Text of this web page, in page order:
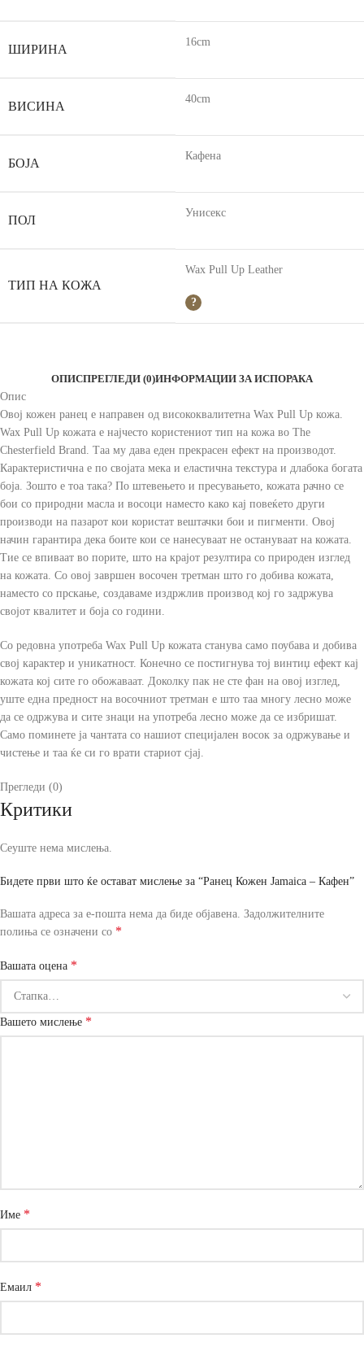
ШИРИНА
16cm
ВИСИНА
40cm
БОЈА
Кафена
ПОЛ
Унисекс
ТИП НА КОЖА
Wax Pull Up Leather
ОПИСПРЕГЛЕДИ (0)ИНФОРМАЦИИ ЗА ИСПОРАКА
Опис
Овој кожен ранец е направен од висококвалитетна Wax Pull Up кожа.
Wax Pull Up кожата е најчесто користениот тип на кожа во The
Chesterfield Brand. Таа му дава еден прекрасен ефект на производот.
Карактеристична е по својата мека и еластична текстура и длабока богата
боја. Зошто е тоа така? По штевењето и пресувањето, кожата рачно се
бои со природни масла и восоци наместо како кај повеќето други
производи на пазарот кои користат вештачки бои и пигменти. Овој
начин гарантира дека боите кои се нанесуваат не остануваат на кожата.
Тие се впиваат во порите, што на крајот резултира со природен изглед
на кожата. Со овој завршен восочен третман што го добива кожата,
наместо со прскање, создаваме издржлив производ кој го задржува
својот квалитет и боја со години.
Со редовна употреба Wax Pull Up кожата станува само поубава и добива
свој карактер и уникатност. Конечно се постигнува тој винтиџ ефект кај
кожата кој сите го обожаваат. Доколку пак не сте фан на овој изглед,
уште една предност на восочниот третман е што таа многу лесно може
да се одржува и сите знаци на употреба лесно може да се избришат.
Само поминете ја чантата со нашиот специјален восок за одржување и
чистење и таа ќе си го врати стариот сјај.
Прегледи (0)
Критики
Сеуште нема мислења.
Бидете први што ќе остават мислење за “Ранец Кожен Jamaica – Кафен”
Вашата адреса за е-пошта нема да биде објавена. Задолжителните
полиња се означени со *
Вашата оцена *
Вашето мислење *
Име *
Емаил *